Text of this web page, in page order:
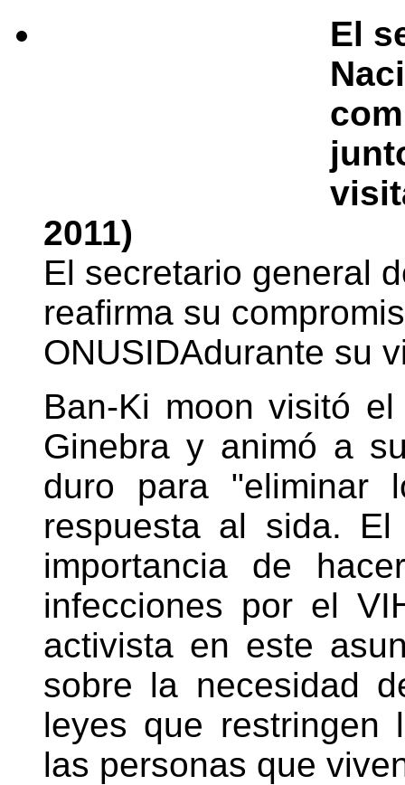
El
2011)
El secretario general
reafirma su
ONUSIDAdurante su
Ban-Ki moon visitó
Ginebra y animó a
duro para "eliminar
respuesta al sida.
importancia de
infecciones por el
activista en este
sobre la necesidad
leyes que restringen
las personas que